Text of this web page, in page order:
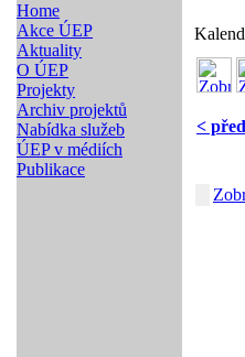
Home
Akce ÚEP
Aktuality
O ÚEP
Projekty
Archiv projektů
Nabídka služeb
ÚEP v médiích
Publikace
<